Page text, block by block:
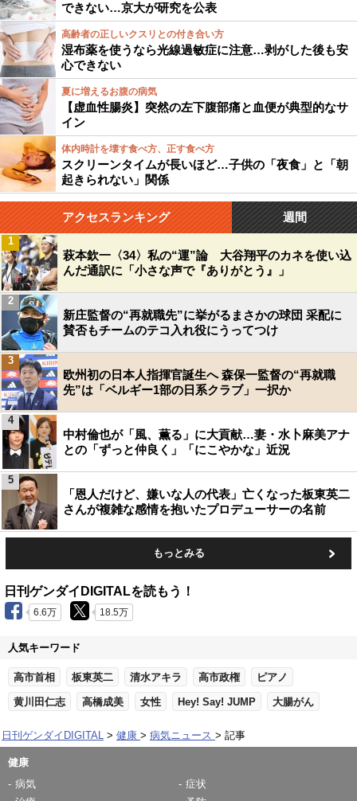
できない…京大が研究を公表
高齢者の正しいクスリとの付き合い方
湿布薬を使うなら光線過敏症に注意…剥がした後も安
心できない
夏に増えるお腹の病気
【虚血性腸炎】突然の左下腹部痛と血便が典型的なサ
イン
体内時計を壊す食べ方、正す食べ方
スクリーンタイムが長いほど…子供の「夜食」と「朝
起きられない」関係
アクセスランキング 週間
萩本欽一〈34〉私の“運”論 大谷翔平のカネを使い込
んだ通訳に「小さな声で『ありがとう』」
1
新庄監督の“再就職先”に挙がるまさかの球団 采配に
賛否もチームのテコ入れ役にうってつけ
2
欧州初の日本人指揮官誕生へ 森保一監督の“再就職
先”は「ベルギー1部の日系クラブ」一択か
3
中村倫也が「風、薫る」に大貢献…妻・水卜麻美アナ
との「ずっと仲良く」「にこやかな」近況
4
「恩人だけど、嫌いな人の代表」亡くなった板東英二
さんが複雑な感情を抱いたプロデューサーの名前
5
もっとみる
日刊ゲンダイDIGITALを読もう！
6.6万 18.5万
人気キーワード
高市首相 板東英二 清水アキラ 高市政権 ピアノ
黄川田仁志 高橋成美 女性 Hey! Say! JUMP 大腸がん
日刊ゲンダイDIGITAL 健康 病気ニュース 記事
健康
病気
症状